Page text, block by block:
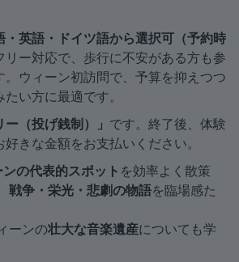
・英語・ドイツ語から選択可（予約時
リー対応で、歩行に不安がある方も参
。ウィーン初訪問で、予算を抑えつつ
い方に最適です。
ー（投げ銭制）」 です。終了後、体験
きな金額をお支払いください。
ンの代表的スポット を効率よく散策
戦争・栄光・悲劇の物語を臨場感た
ーンの壮大な音楽遺産についても学